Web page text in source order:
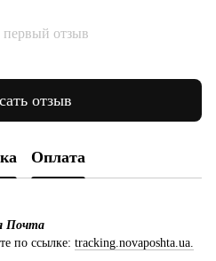
первый отзыв
отзыв
Оплата
Почта
по ссылке: tracking.novaposhta.ua.